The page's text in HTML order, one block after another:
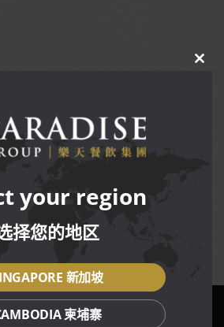
改促销的任何条规，恕不另行通知。
your region
择您的地区
新加坡
柬埔寨